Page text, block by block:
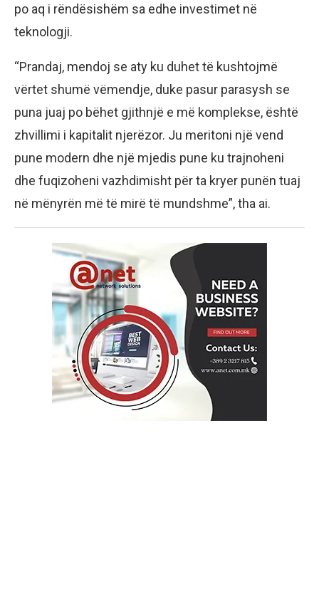
po aq i rëndësishëm sa edhe investimet në
teknologji.
“Prandaj, mendoj se aty ku duhet të kushtojmë
vërtet shumë vëmendje, duke pasur parasysh se
puna juaj po bëhet gjithnjë e më komplekse, është
zhvillimi i kapitalit njerëzor. Ju meritoni një vend
pune modern dhe një mjedis pune ku trajnoheni
dhe fuqizoheni vazhdimisht për ta kryer punën tuaj
në mënyrën më të mirë të mundshme”, tha ai.